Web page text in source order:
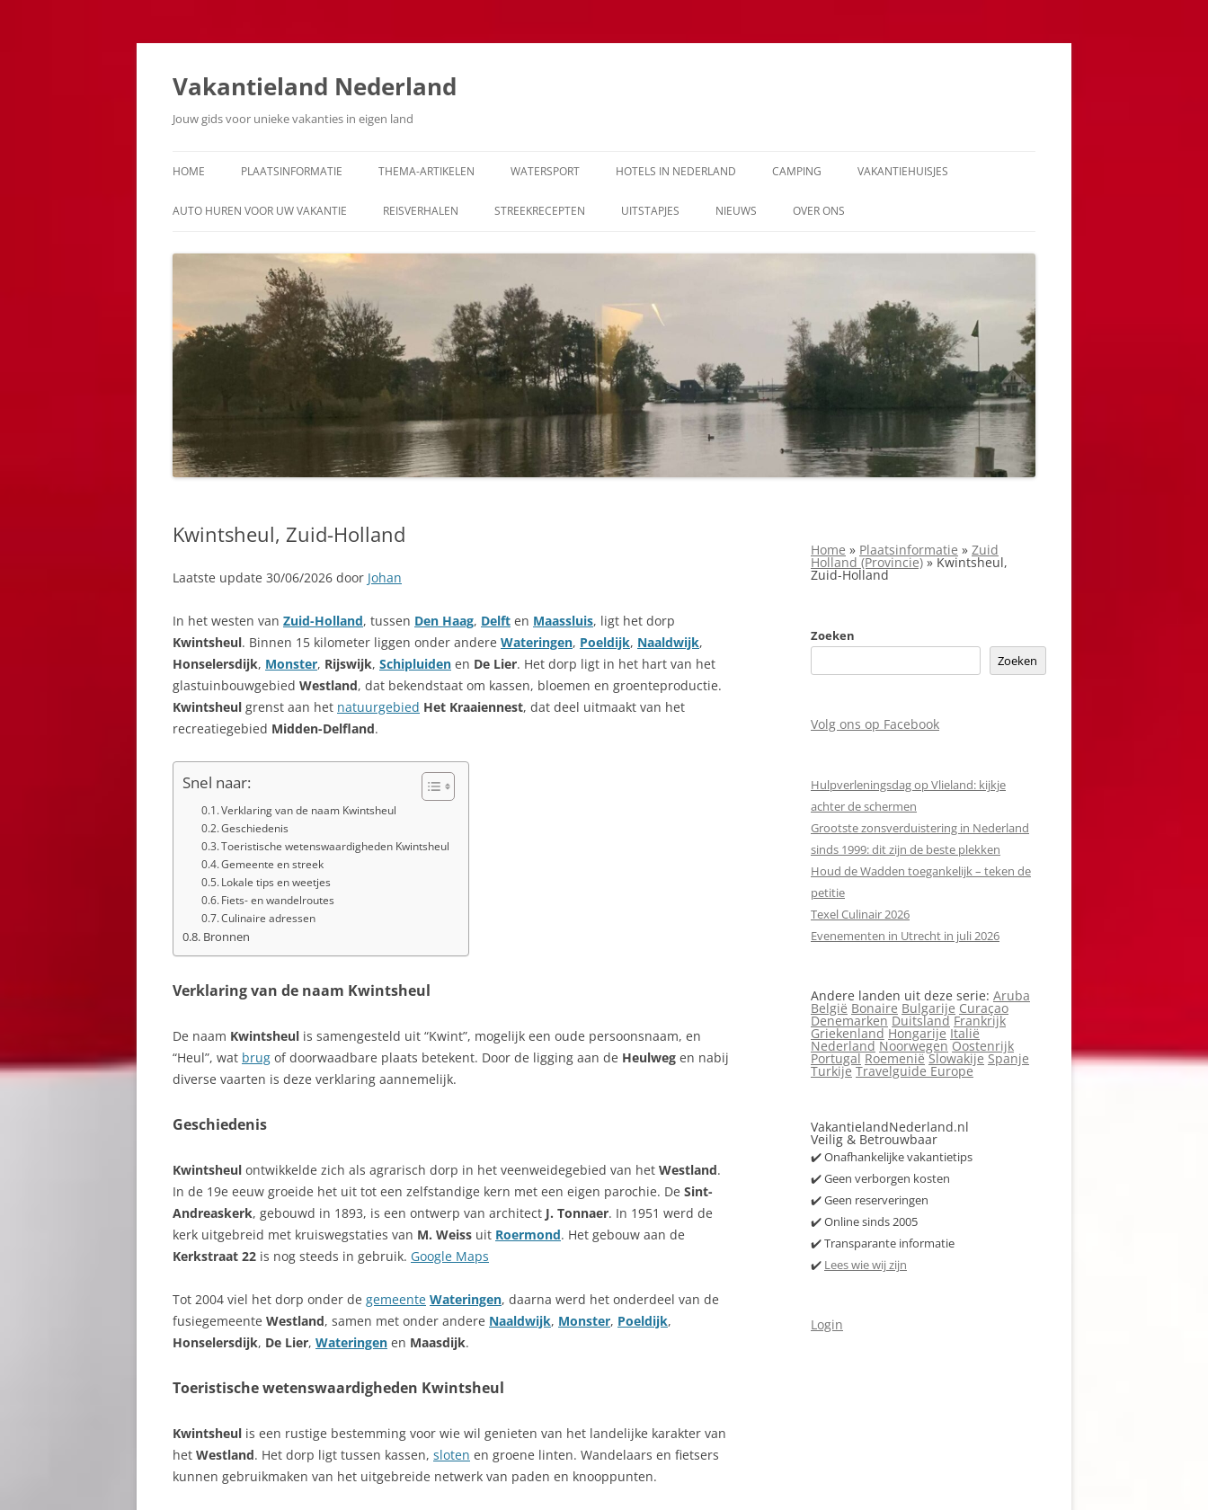
Ga
inhoud
Vakantieland Nederland
Jouw gids voor unieke vakanties in eigen land
HOME PLAATSINFORMATIE THEMA-ARTIKELEN WATERSPORT HOTELS IN NEDERLAND CAMPING VAKANTIEHUISJES
AUTO HUREN VOOR UW VAKANTIE REISVERHALEN STREEKRECEPTEN UITSTAPJES NIEUWS OVER ONS
Kwintsheul, Zuid-Holland
Laatste update 30/06/2026 door Johan
In het westen van Zuid-Holland, tussen Den Haag, Delft en Maassluis, ligt het dorp
Kwintsheul. Binnen 15 kilometer liggen onder andere Wateringen, Poeldijk, Naaldwijk,
Honselersdijk, Monster, Rijswijk, Schipluiden en De Lier. Het dorp ligt in het hart van het
glastuinbouwgebied Westland, dat bekendstaat om kassen, bloemen en groenteproductie.
Kwintsheul grenst aan het natuurgebied Het Kraaiennest, dat deel uitmaakt van het
recreatiegebied Midden-Delfland.
Snel naar:
Verklaring van de naam Kwintsheul
Geschiedenis
Toeristische wetenswaardigheden Kwintsheul
Gemeente en streek
Lokale tips en weetjes
Fiets- en wandelroutes
Culinaire adressen
Bronnen
Verklaring van de naam Kwintsheul
De naam Kwintsheul is samengesteld uit “Kwint”, mogelijk een oude persoonsnaam, en
“Heul”, wat brug of doorwaadbare plaats betekent. Door de ligging aan de Heulweg en nabij
diverse vaarten is deze verklaring aannemelijk.
Geschiedenis
Kwintsheul ontwikkelde zich als agrarisch dorp in het veenweidegebied van het Westland.
In de 19e eeuw groeide het uit tot een zelfstandige kern met een eigen parochie. De Sint-
Andreaskerk, gebouwd in 1893, is een ontwerp van architect J. Tonnaer. In 1951 werd de
kerk uitgebreid met kruiswegstaties van M. Weiss uit Roermond. Het gebouw aan de
Kerkstraat 22 is nog steeds in gebruik. Google Maps
Tot 2004 viel het dorp onder de gemeente Wateringen, daarna werd het onderdeel van de
fusiegemeente Westland, samen met onder andere Naaldwijk, Monster, Poeldijk,
Honselersdijk, De Lier, Wateringen en Maasdijk.
Toeristische wetenswaardigheden Kwintsheul
Kwintsheul is een rustige bestemming voor wie wil genieten van het landelijke karakter van
het Westland. Het dorp ligt tussen kassen, sloten en groene linten. Wandelaars en fietsers
kunnen gebruikmaken van het uitgebreide netwerk van paden en knooppunten.
Home » Plaatsinformatie » Zuid
Holland (Provincie) » Kwintsheul,
Zuid-Holland
Zoeken
Zoeken
Volg ons op Facebook
Hulpverleningsdag op Vlieland: kijkje
achter de schermen
Grootste zonsverduistering in Nederland
sinds 1999: dit zijn de beste plekken
Houd de Wadden toegankelijk – teken de
petitie
Texel Culinair 2026
Evenementen in Utrecht in juli 2026
Andere landen uit deze serie: Aruba
België Bonaire Bulgarije Curaçao
Denemarken Duitsland Frankrijk
Griekenland Hongarije Italië
Nederland Noorwegen Oostenrijk
Portugal Roemenië Slowakije Spanje
Turkije Travelguide Europe
VakantielandNederland.nl
Veilig & Betrouwbaar
✔️ Onafhankelijke vakantietips
✔️ Geen verborgen kosten
✔️ Geen reserveringen
✔️ Online sinds 2005
✔️ Transparante informatie
✔️ Lees wie wij zijn
Login